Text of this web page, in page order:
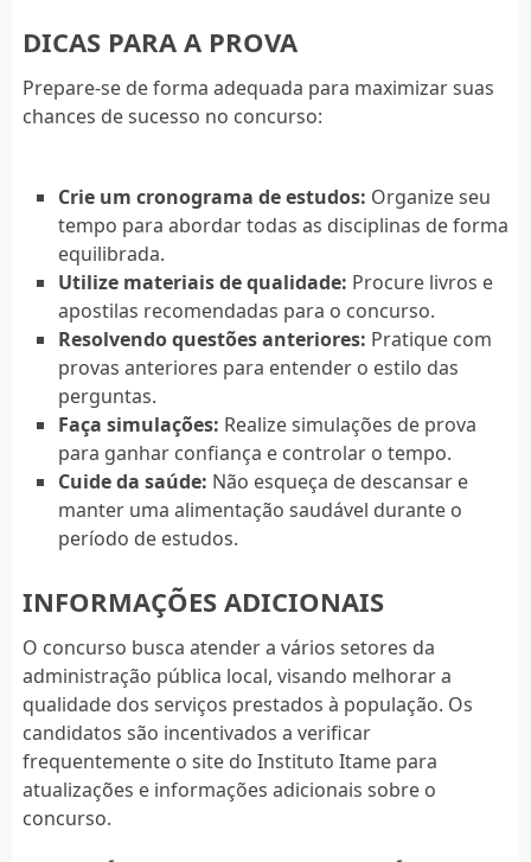
DICAS PARA A PROVA
Prepare-se de forma adequada para maximizar suas
chances de sucesso no concurso:
Crie um cronograma de estudos: Organize seu
tempo para abordar todas as disciplinas de forma
equilibrada.
Utilize materiais de qualidade: Procure livros e
apostilas recomendadas para o concurso.
Resolvendo questões anteriores: Pratique com
provas anteriores para entender o estilo das
perguntas.
Faça simulações: Realize simulações de prova
para ganhar confiança e controlar o tempo.
Cuide da saúde: Não esqueça de descansar e
manter uma alimentação saudável durante o
período de estudos.
INFORMAÇÕES ADICIONAIS
O concurso busca atender a vários setores da
administração pública local, visando melhorar a
qualidade dos serviços prestados à população. Os
candidatos são incentivados a verificar
frequentemente o site do Instituto Itame para
atualizações e informações adicionais sobre o
concurso.